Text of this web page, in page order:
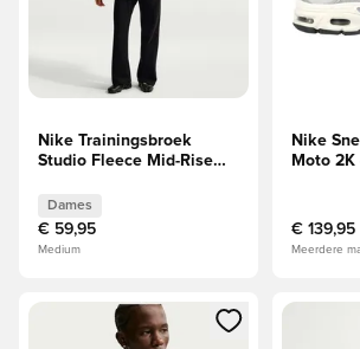
Nike Trainingsbroek
Studio Fleece Mid-Rise
Dames
Dames
€ 59,95
Medium
Nike
Moto
€ 139,95
Meerdere
Opent een venster om in te loggen of
Opent